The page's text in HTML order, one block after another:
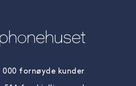
000 fornøyde kunder